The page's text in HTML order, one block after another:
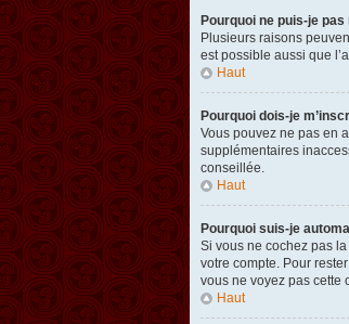
Pourquoi ne puis-je
Plusieurs raisons
est possible aussi que
Haut
Pourquoi dois-je
Vous pouvez ne pas en
supplémentaires
conseillée.
Haut
Pourquoi suis-je
Si vous ne cochez pas la
votre compte. Pour
vous ne voyez pas cette
Haut